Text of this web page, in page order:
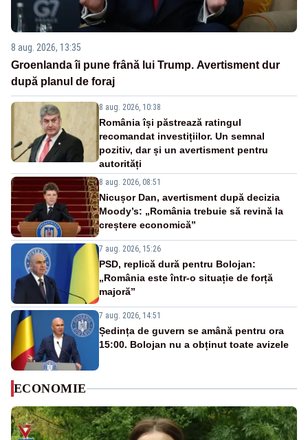
8 aug. 2026, 13:35
Groenlanda îi pune frână lui Trump. Avertisment dur
după planul de foraj
8 aug. 2026, 10:38
România își păstrează ratingul
recomandat investițiilor. Un semnal
pozitiv, dar și un avertisment pentru
autorități
8 aug. 2026, 08:51
Nicușor Dan, avertisment după decizia
Moody’s: „România trebuie să revină la
creștere economică”
7 aug. 2026, 15:26
PSD, replică dură pentru Bolojan:
„România este într-o situație de forță
majoră”
7 aug. 2026, 14:51
Ședința de guvern se amână pentru ora
15:00. Bolojan nu a obținut toate avizele
ECONOMIE